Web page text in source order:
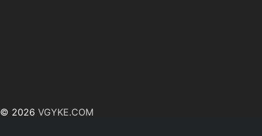
© 2026 VGYKE.COM